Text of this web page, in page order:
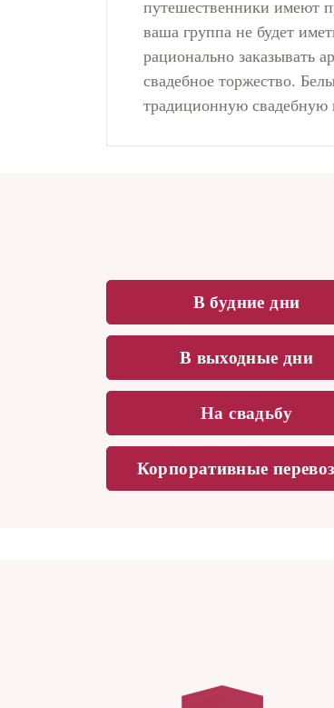
путешественники имеют
ваша группа не будет
рационально заказывать
свадебное торжество.
традиционную свадебную
В будние дни
В выходные дни
На свадьбу
Корпоративные